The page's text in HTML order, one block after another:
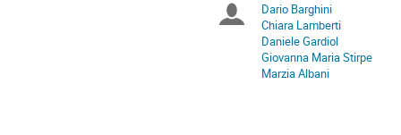
in
Europe/Rome
Chairpersons
Dario Barghini
Chiara Lamberti
Daniele Gardiol
Giovanna Maria Stirpe
Marzia Albani